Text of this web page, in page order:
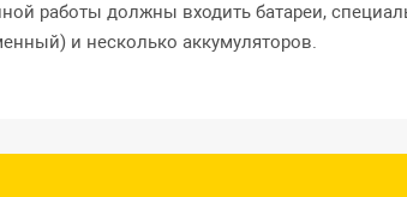
работы должны входить батареи,
и несколько аккумуляторов.